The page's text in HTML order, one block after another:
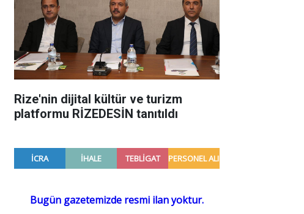
Rize'nin dijital kültür ve turizm
platformu RİZEDESİN tanıtıldı